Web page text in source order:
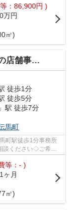
：86,900円 )
0万円
㎡)
事務所
徒歩1分
徒歩5分
」駅 徒歩7分
馬町
町駅徒歩1分事務所
談ください◇ご希望
等：- )
1ヶ月
㎡)